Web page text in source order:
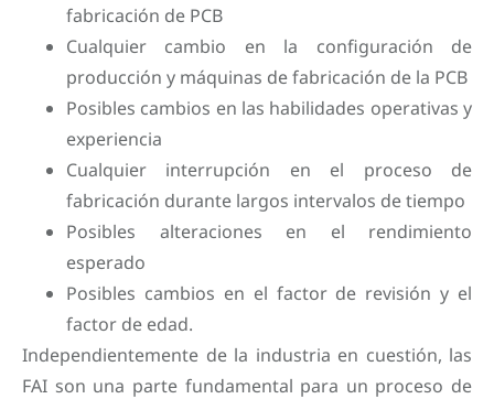
fabricación de PCB
Cualquier cambio en la configuración de
producción y máquinas de fabricación de la PCB
Posibles cambios en las habilidades operativas y
experiencia
Cualquier interrupción en el proceso de
fabricación durante largos intervalos de tiempo
Posibles alteraciones en el rendimiento
esperado
Posibles cambios en el factor de revisión y el
factor de edad.
Independientemente de la industria en cuestión, las
FAI son una parte fundamental para un proceso de